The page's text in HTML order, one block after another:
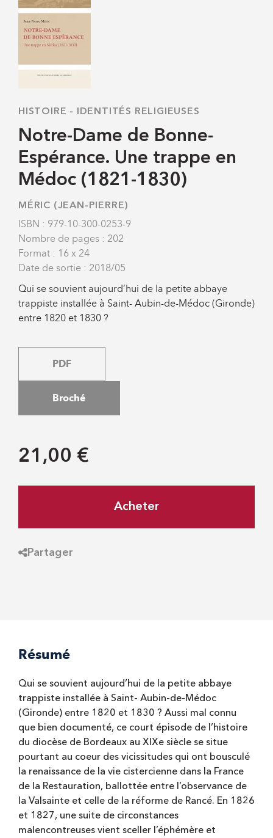
HISTOIRE - IDENTITÉS RELIGIEUSES
Notre-Dame de Bonne-
Espérance. Une trappe en
Médoc (1821-1830)
MÉRIC (JEAN-PIERRE)
ISBN : 979-10-300-0253-9
Nombre de pages : 202
Format : 16 x 24
Date de sortie : 2018/05
Qui se souvient aujourd’hui de la petite abbaye
trappiste installée à Saint- Aubin-de-Médoc (Gironde)
entre 1820 et 1830 ?
PDF
Broché
21,00 €
Acheter
Partager
Résumé
Qui se souvient aujourd’hui de la petite abbaye
trappiste installée à Saint- Aubin-de-Médoc
(Gironde) entre 1820 et 1830 ? Aussi mal connu
que bien documenté, ce court épisode de l’histoire
du diocèse de Bordeaux au XIXe siècle se situe
pourtant au coeur des vicissitudes qui ont bousculé
la renaissance de la vie cistercienne dans la France
de la Restauration, ballottée entre l’observance de
la Valsainte et celle de la réforme de Rancé. En 1826
et 1827, une suite de circonstances
malencontreuses vient sceller l’éphémère et